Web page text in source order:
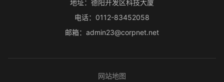
地址：德阳开发区科技大厦
电话：0112-83452058
邮箱：admin23@corpnet.net
网站地图